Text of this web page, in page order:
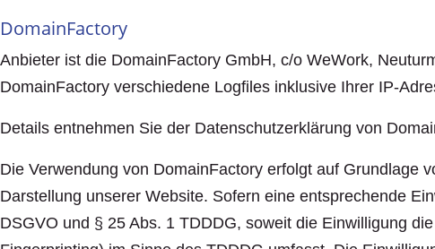
DomainFactory
Anbieter ist die DomainFactory GmbH, c/o WeWork,
DomainFactory verschiedene Logfiles inklusive Ihrer IP-
Details entnehmen Sie der Datenschutzerklärung von
Die Verwendung von DomainFactory erfolgt auf Grundlage
Darstellung unserer Website. Sofern eine entsprechende
DSGVO und § 25 Abs. 1 TDDDG, soweit die Einwilligung